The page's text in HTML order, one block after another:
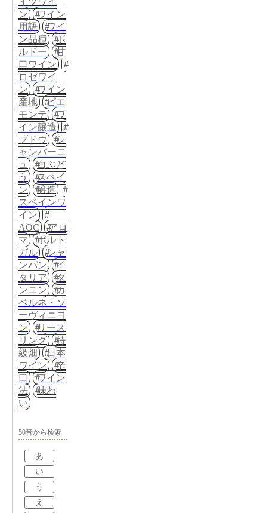
ン
ワイン
用語
ワイ
ン品種
ボ
ルドー
甘
口ワイン
ロゼワイ
ン
ワイン
産地
ピエ
モンテ
ワ
イン醸造
ブドウ
シ
ャンパーニ
ュ
白ぶど
う
スペイ
ン
醸造
スペインワ
イン
AOC
アロ
マ
ポルト
ガル
シャ
ンパン
イ
タリア
タ
ンニン
カ
ベルネ・ソ
ーヴィニヨ
ン
リース
リング
特
級畑
日本
ワイン
辛
口
ワイン
法
味わ
い
50音から検索
あ
い
う
え